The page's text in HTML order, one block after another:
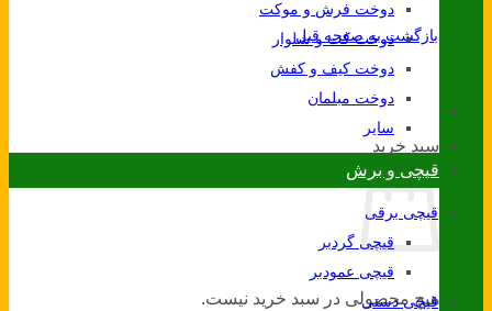
بازگشت به صفحه قبل
سبد خرید
هیچ محصولی در سبد خرید نیست.
دوخت فرش و موکت
دوخت کت و شلوار
دوخت کیف و کفش
دوخت مبلمان
سایر
قیچی و برش
قیچی برقی
قیچی گردبر
قیچی عمودبر
قیچی دستی